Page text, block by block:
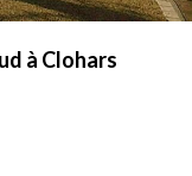
à Clohars